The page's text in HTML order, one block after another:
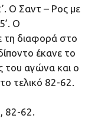
Ο Σαντ – Ρος με
Ο
τη διαφορά στο
έκανε το
του αγώνα και ο
τελικό 82-62.
82-62.